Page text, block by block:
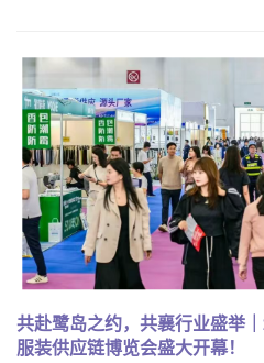
共赴鹭岛之约，共襄行业盛举
服装供应链博览会盛大开幕！